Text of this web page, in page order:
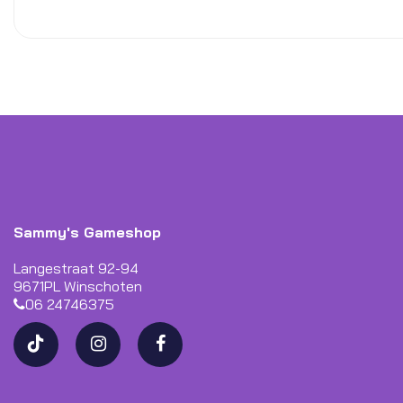
Sammy's Gameshop
Langestraat 92-94
9671PL Winschoten
06 24746375